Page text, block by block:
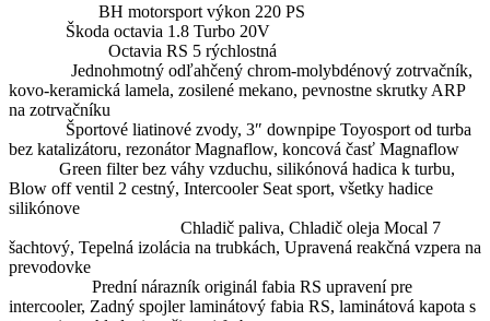
BH motorsport výkon 220 PS
Škoda octavia 1.8 Turbo 20V
Octavia RS 5 rýchlostná
Jednohmotný odľahčený chrom-molybdénový zotrvačník,
kovo-keramická lamela, zosilené mekano, pevnostne skrutky ARP
na zotrvačníku
Športové liatinové zvody, 3″ downpipe Toyosport od turba
bez katalizátoru, rezonátor Magnaflow, koncová časť Magnaflow
Green filter bez váhy vzduchu, silikónová hadica k turbu,
Blow off ventil 2 cestný, Intercooler Seat sport, všetky hadice
silikónove
Chladič paliva, Chladič oleja Mocal 7
šachtový, Tepelná izolácia na trubkách, Upravená reakčná vzpera na
prevodovke
Prední nárazník originál fabia RS upravení pre
intercooler, Zadný spojler laminátový fabia RS, laminátová kapota s